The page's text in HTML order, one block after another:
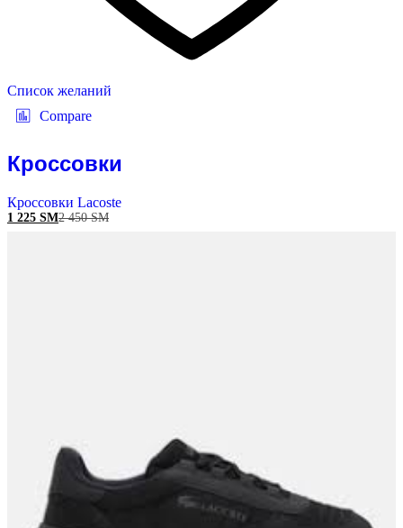
Список желаний
Compare
Кроссовки
Кроссовки Lacoste
1 225 ЅМ2 450ЅМ